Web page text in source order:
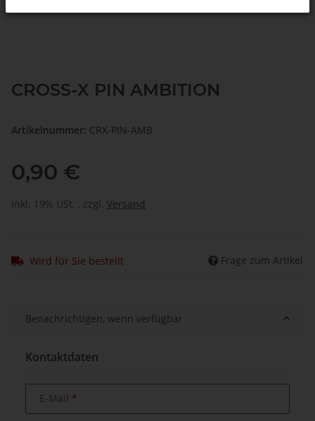
CROSS-X PIN AMBITION
Artikelnummer: CRX-PIN-AMB
0,90 €
inkl. 19% USt. , zzgl. Versand
Wird für Sie bestellt Frage zum Artikel
Benachrichtigen, wenn verfügbar
Kontaktdaten
E-Mail